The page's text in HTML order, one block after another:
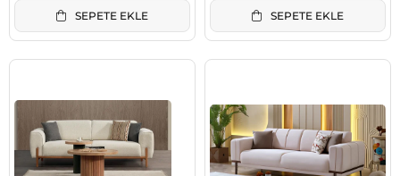
SEPETE EKLE SEPETE EKLE